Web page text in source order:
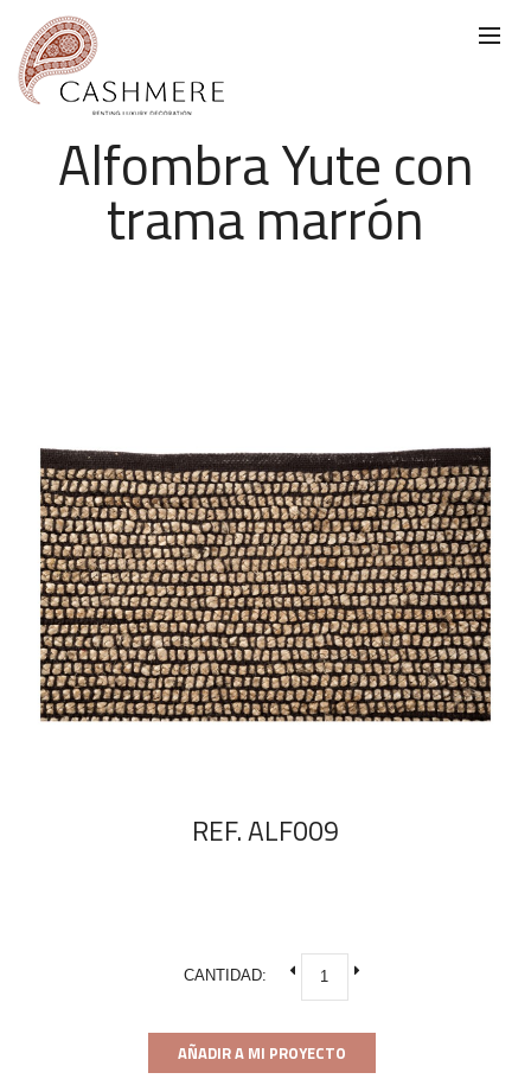
Alfombra Yute con
trama marrón
REF. ALF009
CANTIDAD:
AÑADIR A MI PROYECTO